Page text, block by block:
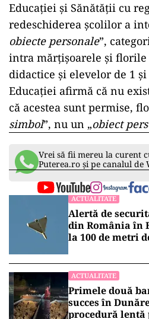
Educației și Sănătății cu
redeschiderea școlilor a
obiecte personale”,
intra mărțișoarele și
didactice și elevelor de 1
Educației afirmă că nu
că acestea sunt permise,
simbol”, nu un „obiect
Vrei să fii mereu la curent
Puterea.ro și pe canalul de
ACTUALITATE
Alertă de
din România în
la 100 de metri
ACTUALITATE
Primele două
succes în
procedură lentă